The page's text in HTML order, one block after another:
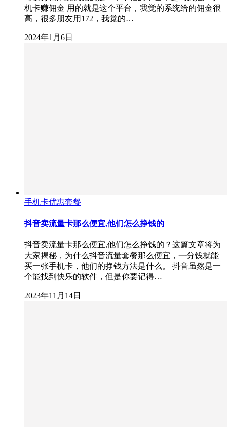
机卡赚佣金 用的就是这个平台，我觉的系统给的佣金很
高，很多朋友用172，我觉的…
2024年1月6日
手机卡优惠套餐
抖音卖流量卡那么便宜,他们怎么挣钱的
抖音卖流量卡那么便宜,他们怎么挣钱的？这篇文章将为
大家揭秘，为什么抖音流量套餐那么便宜，一分钱就能
买一张手机卡，他们的挣钱方法是什么。 抖音虽然是一
个能找到快乐的软件，但是你要记得…
2023年11月14日